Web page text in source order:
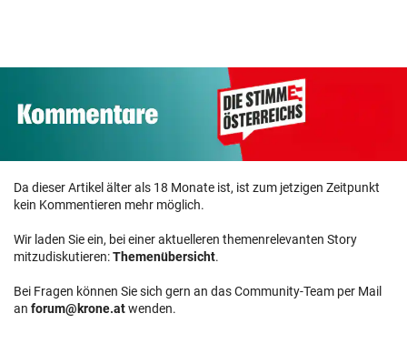
Da dieser Artikel älter als 18 Monate ist, ist zum jetzigen Zeitpunkt
kein Kommentieren mehr möglich.
Wir laden Sie ein, bei einer aktuelleren themenrelevanten Story
mitzudiskutieren:Themenübersicht.
Bei Fragen können Sie sich gern an das Community-Team per Mail
an forum@krone.atwenden.